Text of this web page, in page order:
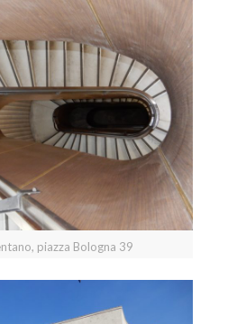
piazza Bologna 39